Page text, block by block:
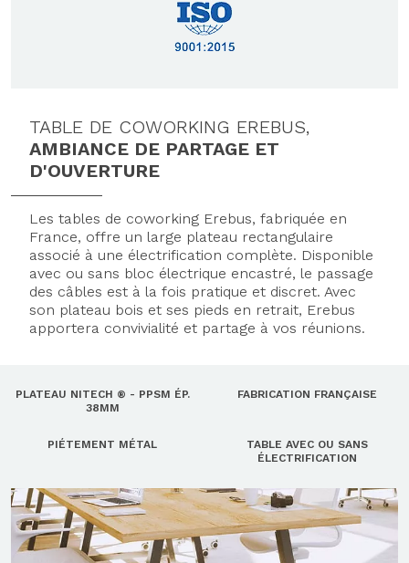
TABLE DE COWORKING EREBUS,
AMBIANCE DE PARTAGE ET
D'OUVERTURE
Les tables de coworking Erebus, fabriquée en
France, offre un large plateau rectangulaire
associé à une électrification complète. Disponible
avec ou sans bloc électrique encastré, le passage
des câbles est à la fois pratique et discret. Avec
son plateau bois et ses pieds en retrait, Erebus
apportera convivialité et partage à vos réunions.
PLATEAU NITECH ® - PPSM ÉP.
38MM
FABRICATION FRANÇAISE
PIÉTEMENT MÉTAL
TABLE AVEC OU SANS
ÉLECTRIFICATION